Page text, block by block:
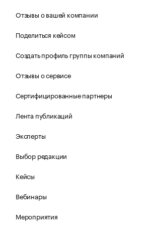
Отзывы о вашей компании
Поделиться кейсом
Создать профиль группы компаний
Отзывы о сервисе
Сертифицированные партнеры
Лента публикаций
Эксперты
Выбор редакции
Кейсы
Вебинары
Мероприятия